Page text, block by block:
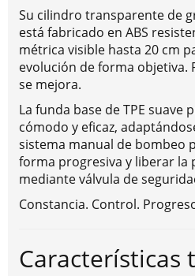
Su cilindro transparente de
está fabricado en ABS
métrica visible hasta 20 cm
evolución de forma objetiva.
se mejora.
La funda base de TPE
cómodo y eficaz,
sistema manual de bombeo
forma progresiva y liberar la
mediante válvula de
Constancia. Control.
Características